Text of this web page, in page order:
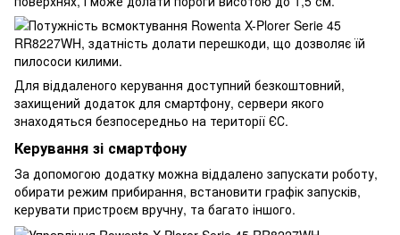
Для віддаленого керування доступний безкоштовний,
захищений додаток для смартфону, сервери якого
знаходяться безпосередньо на території ЄС.
Керування зі смартфону
За допомогою додатку можна віддалено запускати роботу,
обирати режим прибирання, встановити графік запусків,
керувати пристроєм вручну, та багато іншого.